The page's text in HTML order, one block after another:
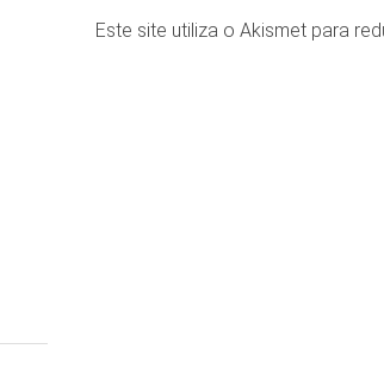
Este site utiliza o Akismet para